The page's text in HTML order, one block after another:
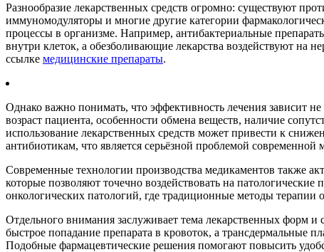
Разнообразие лекарственных средств огромно: существуют
иммуномодуляторы и многие другие категории
процессы в организме. Например, антибактериальные
внутри клеток, а обезболивающие лекарства воздействуют на
ссылке медицинские препараты.
Однако важно понимать, что эффективность лечения зависит
возраст пациента, особенности обмена веществ, наличие
использование лекарственных средств может привести к
антибиотикам, что является серьёзной проблемой современной
Современные технологии производства медикаментов также
которые позволяют точечно воздействовать на
онкологических патологий, где традиционные методы
Отдельного внимания заслуживает тема лекарственных форм
быстрое попадание препарата в кровоток, а трансдермальные
Подобные фармацевтические решения помогают повысить